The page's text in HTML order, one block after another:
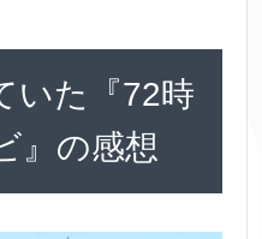
いた『72時
』の感想